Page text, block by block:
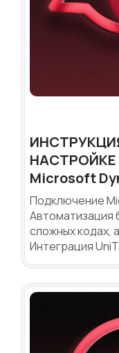
НАСТРОЙКЕ
Microsoft
Подключение
Автоматизация
сложных кодах,
Интеграция